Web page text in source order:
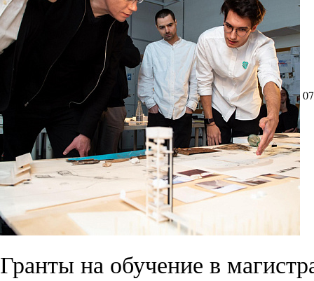
Гранты на обучение в